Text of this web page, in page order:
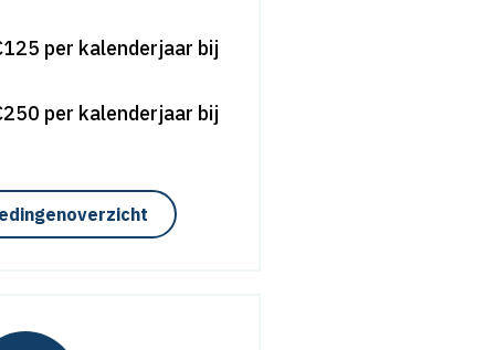
per kalenderjaar bij
per kalenderjaar bij